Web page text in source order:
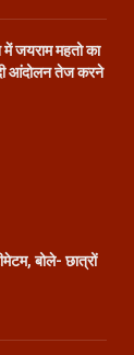
जयराम महतो का
आंदोलन तेज करने
बोले- छात्रों